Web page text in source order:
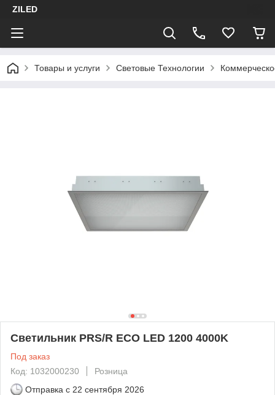
ZILED
Товары и услуги Световые Технологии
Светильник PRS/R ECO LED 1200 4000K
Под заказ
Код: 1032000230
Розница
Отправка с 22 сентября 2026